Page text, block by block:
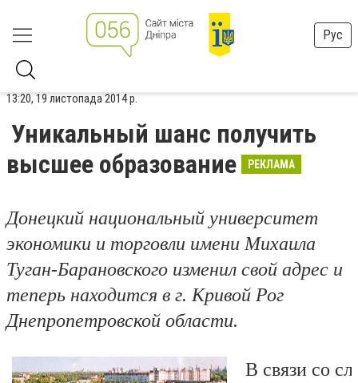
Рус
13:20, 19 листопада 2014 р.
Уникальный шанс получить
высшее образование
РЕКЛАМА
Донецкий национальный университет
экономики и торговли имени Михаила
Туган-Барановского изменил свой адрес и
теперь находится в г. Кривой Рог
Днепропетровской области.
В связи со